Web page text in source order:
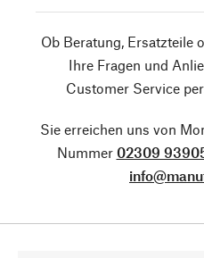
Ob Beratung, Ersatzteile
Ihre Fragen und
Customer Service
Sie erreichen uns von
Nummer 02309